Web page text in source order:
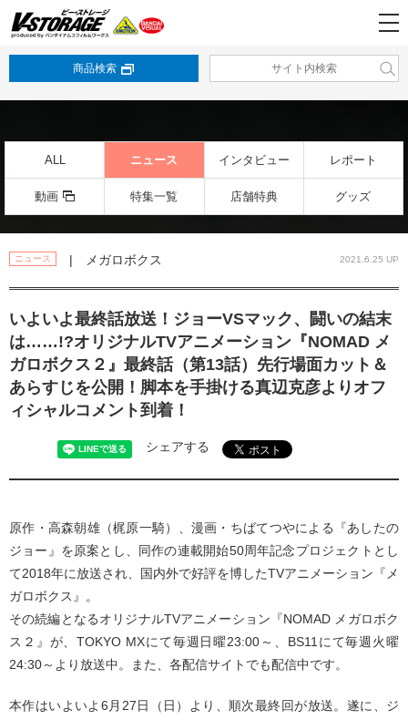
商品検索
ALL ニュース インタビュー レポート
動画 特集一覧 店舗特典 グッズ
ニュース | メガロボクス 2021.6.25 UP
いよいよ最終話放送！ジョーVSマック、闘いの結末
は……!?オリジナルTVアニメーション『NOMAD メ
ガロボクス２』最終話（第13話）先行場面カット＆
あらすじを公開！脚本を手掛ける真辺克彦よりオフ
ィシャルコメント到着！
シェアする
原作・高森朝雄（梶原一騎）、漫画・ちばてつやによる『あしたの
ジョー』を原案とし、同作の連載開始50周年記念プロジェクトとし
て2018年に放送され、国内外で好評を博したTVアニメーション『メ
ガロボクス』。
その続編となるオリジナルTVアニメーション『NOMAD メガロボク
ス２』が、TOKYO MXにて毎週日曜23:00～、BS11にて毎週火曜
24:30～より放送中。また、各配信サイトでも配信中です。
本作はいよいよ6月27日（日）より、順次最終回が放送。遂に、ジ